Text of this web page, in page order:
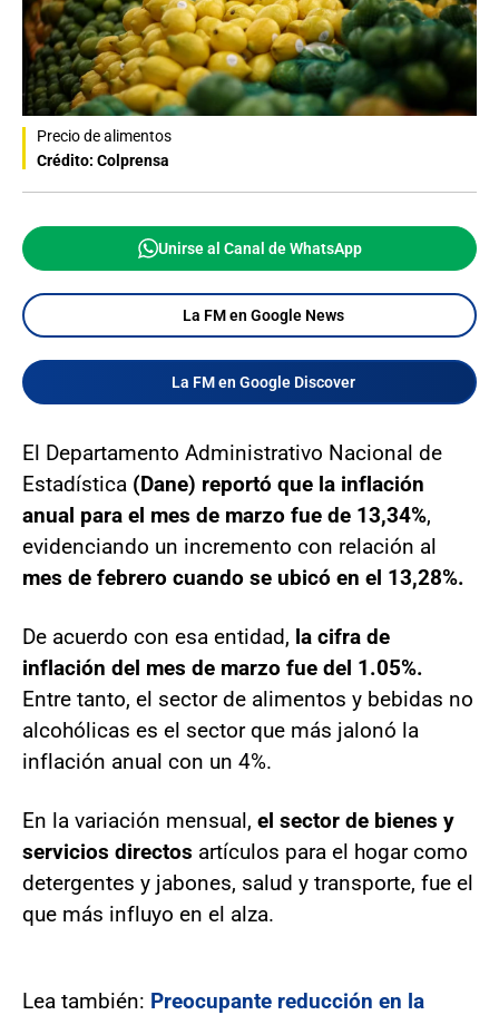
Precio de alimentos
Crédito: Colprensa
Unirse al Canal de WhatsApp
La FM en Google News
La FM en Google Discover
El Departamento Administrativo Nacional de
Estadística (Dane) reportó que la inflación
anual para el mes de marzo fue de 13,34%,
evidenciando un incremento con relación al
mes de febrero cuando se ubicó en el 13,28%.
De acuerdo con esa entidad, la cifra de
inflación del mes de marzo fue del 1.05%.
Entre tanto, el sector de alimentos y bebidas no
alcohólicas es el sector que más jalonó la
inflación anual con un 4%.
En la variación mensual, el sector de bienes y
servicios directos artículos para el hogar como
detergentes y jabones, salud y transporte, fue el
que más influyo en el alza.
Lea también: Preocupante reducción en la